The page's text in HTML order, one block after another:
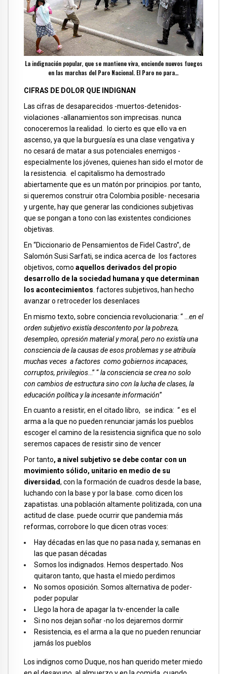
La indignación popular, que se mantiene viva, enciende nuevos fuegos
en las marchas del Paro Nacional. El Paro no para…
CIFRAS DE DOLOR QUE INDIGNAN
Las cifras de desaparecidos -muertos-detenidos-
violaciones -allanamientos son imprecisas. nunca
conoceremos la realidad. lo cierto es que ello va en
ascenso, ya que la burguesía es una clase vengativa y
no cesará de matar a sus potenciales enemigos -
especialmente los jóvenes, quienes han sido el motor de
la resistencia. el capitalismo ha demostrado
abiertamente que es un matón por principios. por tanto,
si queremos construir otra Colombia posible- necesaria
y urgente, hay que generar las condiciones subjetivas
que se pongan a tono con las existentes condiciones
objetivas.
En “Diccionario de Pensamientos de Fidel Castro”, de
Salomón Susi Sarfati, se indica acerca de los factores
objetivos, como aquellos derivados del propio
desarrollo de la sociedad humana y que determinan
los acontecimientos . factores subjetivos, han hecho
avanzar o retroceder los desenlaces
En mismo texto, sobre conciencia revolucionaria: “ … en el
orden subjetivo existía descontento por la pobreza,
desempleo, opresión material y moral, pero no existía una
consciencia de la causas de esos problemas y se atribuía
muchas veces a factores como gobiernos incapaces,
corruptos, privilegios …” “la consciencia se crea no solo
con cambios de estructura sino con la lucha de clases, la
educación política y la incesante información”
En cuanto a resistir, en el citado libro, se indica: “ es el
arma a la que no pueden renunciar jamás los pueblos
escoger el camino de la resistencia significa que no solo
seremos capaces de resistir sino de vencer
Por tanto, a nivel subjetivo se debe contar con un
movimiento sólido, unitario en medio de su
diversidad, con la formación de cuadros desde la base,
luchando con la base y por la base. como dicen los
zapatistas. una población altamente politizada, con una
actitud de clase. puede ocurrir que pandemia más
reformas, corrobore lo que dicen otras voces:
Hay décadas en las que no pasa nada y, semanas en
las que pasan décadas
Somos los indignados. Hemos despertado. Nos
quitaron tanto, que hasta el miedo perdimos
No somos oposición. Somos alternativa de poder-
poder popular
Llego la hora de apagar la tv-encender la calle
Si no nos dejan soñar -no los dejaremos dormir
Resistencia, es el arma a la que no pueden renunciar
jamás los pueblos
Los indignos como Duque, nos han querido meter miedo